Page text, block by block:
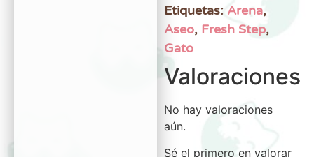
Etiquetas: Arena,
Aseo, Fresh Step,
Gato
Valoraciones
No hay valoraciones
aún.
Sé el primero en valorar